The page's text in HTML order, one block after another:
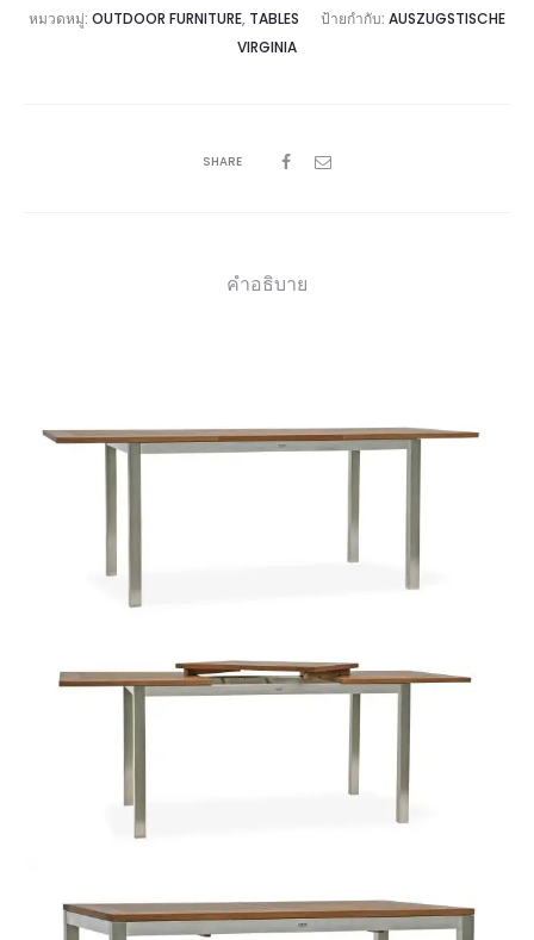
หมวดหมู่: OUTDOOR FURNITURE, TABLES ป้ายกำกับ: AUSZUGSTISCHE
VIRGINIA
SHARE
คำอธิบาย